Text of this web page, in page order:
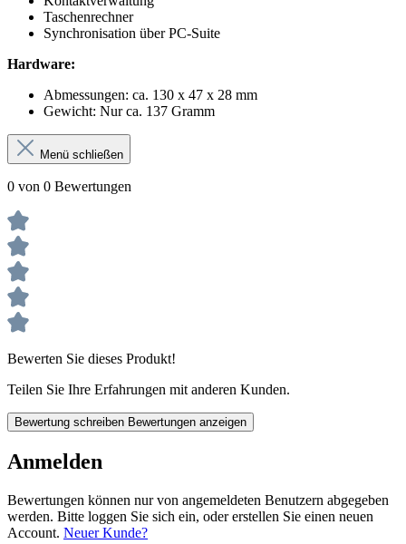
Taschenrechner
Synchronisation über PC-Suite
Hardware:
Abmessungen: ca. 130 x 47 x 28 mm
Gewicht: Nur ca. 137 Gramm
Menü schließen
0 von 0 Bewertungen
Bewerten Sie dieses Produkt!
Teilen Sie Ihre Erfahrungen mit anderen Kunden.
Bewertung schreiben Bewertungen anzeigen
Anmelden
Bewertungen können nur von angemeldeten Benutzern abgegeben
werden. Bitte loggen Sie sich ein, oder erstellen Sie einen neuen
Account. Neuer Kunde?